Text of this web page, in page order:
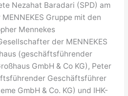
Nezahat Baradari (SPD) am
Gruppe mit den
Mennekes
der MENNEKES
(geschäftsführender
GmbH & Co KG), Peter
Geschäftsführer
GmbH & Co. KG) und IHK-